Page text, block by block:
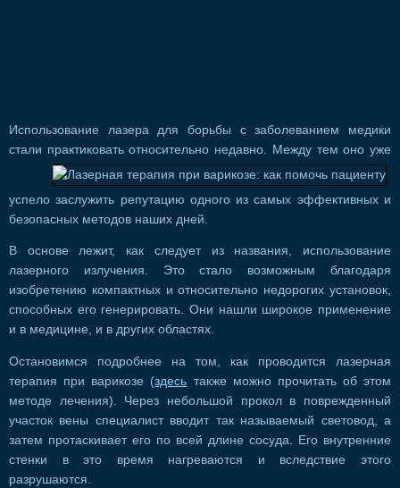
Использование лазера для борьбы с заболеванием медики
стали практиковать относительно недавно.
Между тем оно уже
успело заслужить репутацию одного из самых эффективных и
безопасных методов наших дней.
В основе лежит, как следует из названия, использование
лазерного излучения. Это стало возможным благодаря
изобретению компактных и относительно недорогих установок,
способных его генерировать. Они нашли широкое применение
и в медицине, и в других областях.
Остановимся подробнее на том, как проводится лазерная
терапия при варикозе (здесь также можно прочитать об этом
методе лечения). Через небольшой прокол в поврежденный
участок вены специалист вводит так называемый световод, а
затем протаскивает его по всей длине сосуда. Его внутренние
стенки в это время нагреваются и вследствие этого
разрушаются.